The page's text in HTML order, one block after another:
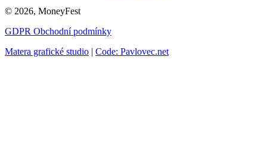
© 2026, MoneyFest
GDPR Obchodní podmínky
Matera grafické studio | Code: Pavlovec.net